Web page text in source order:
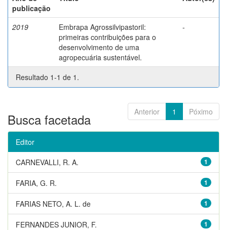
publicação
2019
Embrapa Agrossilvipastoril:
primeiras contribuições para o
desenvolvimento de uma
agropecuária sustentável.
-
Resultado 1-1 de 1.
Anterior 1 Póximo
Busca facetada
Editor
1
CARNEVALLI, R. A.
1
FARIA, G. R.
1
FARIAS NETO, A. L. de
1
FERNANDES JUNIOR, F.